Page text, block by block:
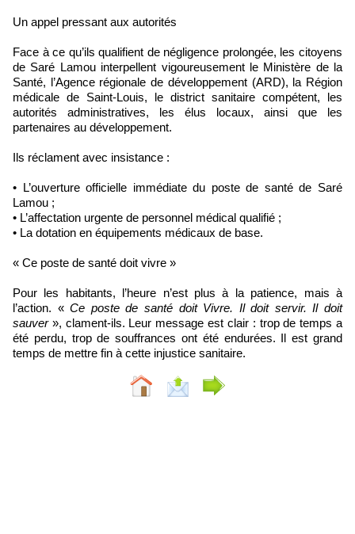
Un appel pressant aux autorités
Face à ce qu’ils qualifient de négligence prolongée, les citoyens
de Saré Lamou interpellent vigoureusement le Ministère de la
Santé, l’Agence régionale de développement (ARD), la Région
médicale de Saint-Louis, le district sanitaire compétent, les
autorités administratives, les élus locaux, ainsi que les
partenaires au développement.
Ils réclament avec insistance :
• L’ouverture officielle immédiate du poste de santé de Saré
Lamou ;
• L’affectation urgente de personnel médical qualifié ;
• La dotation en équipements médicaux de base.
« Ce poste de santé doit vivre »
Pour les habitants, l’heure n’est plus à la patience, mais à
l’action. «Ce poste de santé doit Vivre. Il doit servir. Il doit
sauver », clament-ils. Leur message est clair : trop de temps a
été perdu, trop de souffrances ont été endurées. Il est grand
temps de mettre fin à cette injustice sanitaire.